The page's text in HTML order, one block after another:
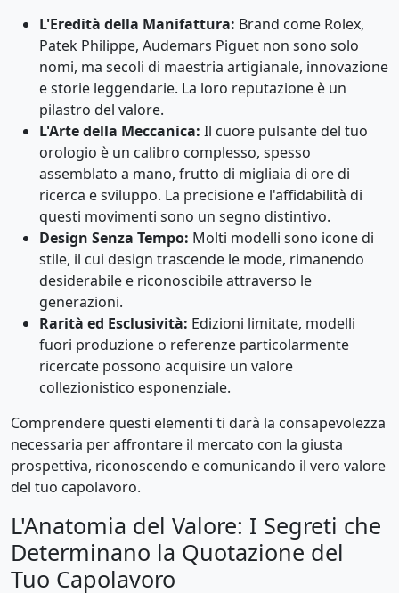
L'Eredità della Manifattura: Brand come Rolex,
Patek Philippe, Audemars Piguet non sono solo
nomi, ma secoli di maestria artigianale, innovazione
e storie leggendarie. La loro reputazione è un
pilastro del valore.
L'Arte della Meccanica: Il cuore pulsante del tuo
orologio è un calibro complesso, spesso
assemblato a mano, frutto di migliaia di ore di
ricerca e sviluppo. La precisione e l'affidabilità di
questi movimenti sono un segno distintivo.
Design Senza Tempo: Molti modelli sono icone di
stile, il cui design trascende le mode, rimanendo
desiderabile e riconoscibile attraverso le
generazioni.
Rarità ed Esclusività: Edizioni limitate, modelli
fuori produzione o referenze particolarmente
ricercate possono acquisire un valore
collezionistico esponenziale.
Comprendere questi elementi ti darà la consapevolezza
necessaria per affrontare il mercato con la giusta
prospettiva, riconoscendo e comunicando il vero valore
del tuo capolavoro.
L'Anatomia del Valore: I Segreti che
Determinano la Quotazione del
Tuo Capolavoro